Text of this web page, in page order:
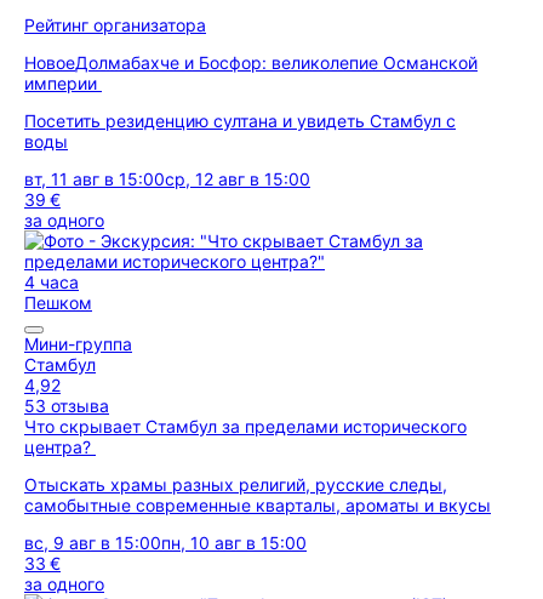
Рейтинг организатора
НовоеДолмабахче и Босфор: великолепие Османской
империи
Посетить резиденцию султана и увидеть Стамбул с
воды
вт, 11 авг в 15:00ср, 12 авг в 15:00
39 €
за одного
4 часа
Пешком
Мини-группа
Стамбул
4,92
53 отзыва
Что скрывает Стамбул за пределами исторического
центра?
Отыскать храмы разных религий, русские следы,
самобытные современные кварталы, ароматы и вкусы
вс, 9 авг в 15:00пн, 10 авг в 15:00
33 €
за одного